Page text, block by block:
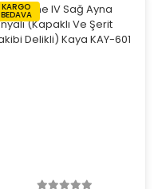
KARGO
BEDAVA